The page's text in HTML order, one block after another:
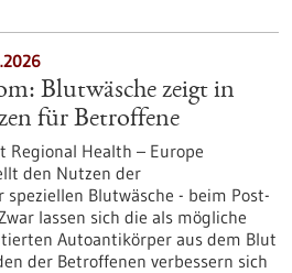
Blutwäsche zeigt in
für Betroffene
Regional Health – Europe
den Nutzen der
Blutwäsche - beim Post-
lassen sich die als mögliche
Autoantikörper aus dem Blut
der Betroffenen verbessern sich